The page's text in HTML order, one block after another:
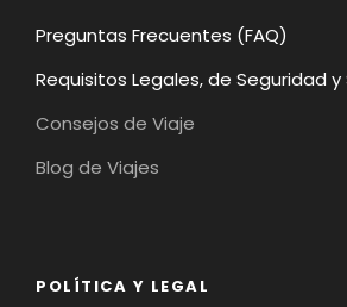
Preguntas Frecuentes (FAQ)
Requisitos Legales, de Seguridad y
Consejos de Viaje
Blog de Viajes
POLÍTICA Y LEGAL